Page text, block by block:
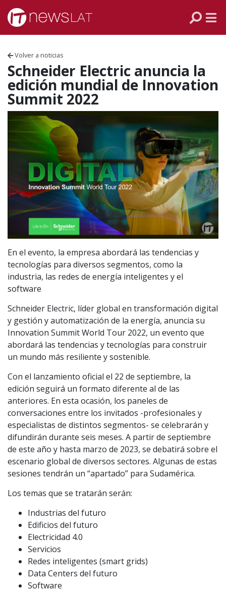
Skip to content
Volver a noticias
Schneider Electric anuncia la
edición mundial de Innovation
Summit 2022
En el evento, la empresa abordará las tendencias y
tecnologías para diversos segmentos, como la
industria, las redes de energía inteligentes y el
software
Schneider Electric, líder global en transformación digital
y gestión y automatización de la energía, anuncia su
Innovation Summit World Tour 2022, un evento que
abordará las tendencias y tecnologías para construir
un mundo más resiliente y sostenible.
Con el lanzamiento oficial el 22 de septiembre, la
edición seguirá un formato diferente al de las
anteriores. En esta ocasión, los paneles de
conversaciones entre los invitados -profesionales y
especialistas de distintos segmentos- se celebrarán y
difundirán durante seis meses. A partir de septiembre
de este año y hasta marzo de 2023, se debatirá sobre el
escenario global de diversos sectores. Algunas de estas
sesiones tendrán un “apartado” para Sudamérica.
Los temas que se tratarán serán:
Industrias del futuro
Edificios del futuro
Electricidad 4.0
Servicios
Redes inteligentes (smart grids)
Data Centers del futuro
Software
VENEZUELA
ECUADOR
ARGENTINA
MÉXICO